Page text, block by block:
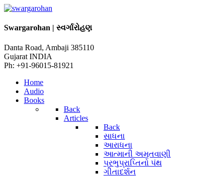
Swargarohan | સ્વર્ગારોહણ
Danta Road, Ambaji 385110
Gujarat INDIA
Ph: +91-96015-81921
Home
Audio
Books
Back
Articles
Back
સાધના
આરાધના
આત્માની અમૃતવાણી
પ્રભુપ્રાપ્તિનો પંથ
ગીતાદર્શન